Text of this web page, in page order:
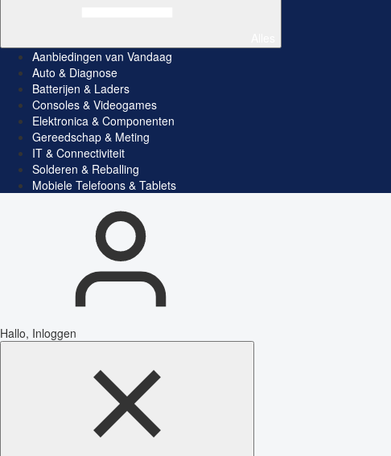
Aanbiedingen van Vandaag
Auto & Diagnose
Batterijen & Laders
Consoles & Videogames
Elektronica & Componenten
Gereedschap & Meting
IT & Connectiviteit
Solderen & Reballing
Mobiele Telefoons & Tablets
Hallo, Inloggen